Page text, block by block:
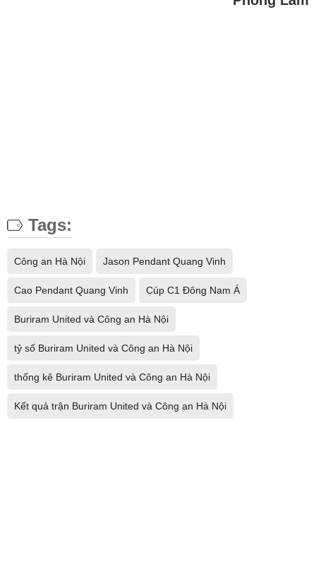
Tags:
Công an Hà Nội Jason Pendant Quang Vinh
Cao Pendant Quang Vinh Cúp C1 Đông Nam Á
Buriram United và Công an Hà Nội
tỷ số Buriram United và Công an Hà Nội
thống kê Buriram United và Công an Hà Nội
Kết quả trận Buriram United và Công an Hà Nội